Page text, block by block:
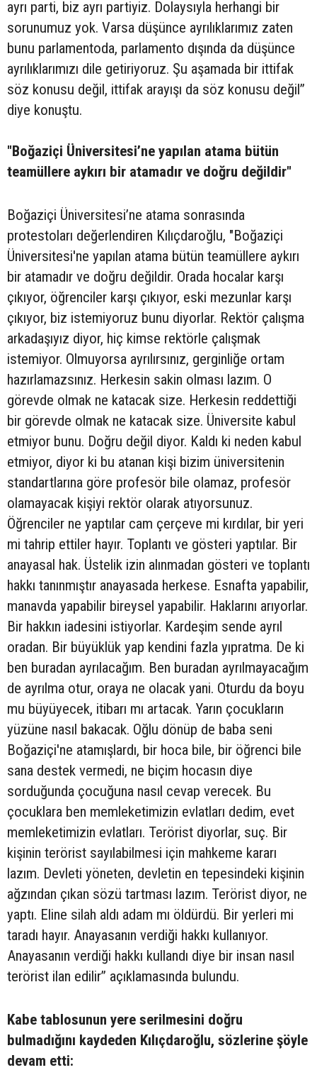
ayrı parti, biz ayrı partiyiz. Dolaysıyla herhangi bir
sorunumuz yok. Varsa düşünce ayrılıklarımız zaten
bunu parlamentoda, parlamento dışında da düşünce
ayrılıklarımızı dile getiriyoruz. Şu aşamada bir ittifak
söz konusu değil, ittifak arayışı da söz konusu değil’’
diye konuştu.
"Boğaziçi Üniversitesi’ne yapılan atama bütün
teamüllere aykırı bir atamadır ve doğru değildir"
Boğaziçi Üniversitesi’ne atama sonrasında
protestoları değerlendiren Kılıçdaroğlu, "Boğaziçi
Üniversitesi'ne yapılan atama bütün teamüllere aykırı
bir atamadır ve doğru değildir. Orada hocalar karşı
çıkıyor, öğrenciler karşı çıkıyor, eski mezunlar karşı
çıkıyor, biz istemiyoruz bunu diyorlar. Rektör çalışma
arkadaşıyız diyor, hiç kimse rektörle çalışmak
istemiyor. Olmuyorsa ayrılırsınız, gerginliğe ortam
hazırlamazsınız. Herkesin sakin olması lazım. O
görevde olmak ne katacak size. Herkesin reddettiği
bir görevde olmak ne katacak size. Üniversite kabul
etmiyor bunu. Doğru değil diyor. Kaldı ki neden kabul
etmiyor, diyor ki bu atanan kişi bizim üniversitenin
standartlarına göre profesör bile olamaz, profesör
olamayacak kişiyi rektör olarak atıyorsunuz.
Öğrenciler ne yaptılar cam çerçeve mi kırdılar, bir yeri
mi tahrip ettiler hayır. Toplantı ve gösteri yaptılar. Bir
anayasal hak. Üstelik izin alınmadan gösteri ve toplantı
hakkı tanınmıştır anayasada herkese. Esnafta yapabilir,
manavda yapabilir bireysel yapabilir. Haklarını arıyorlar.
Bir hakkın iadesini istiyorlar. Kardeşim sende ayrıl
oradan. Bir büyüklük yap kendini fazla yıpratma. De ki
ben buradan ayrılacağım. Ben buradan ayrılmayacağım
de ayrılma otur, oraya ne olacak yani. Oturdu da boyu
mu büyüyecek, itibarı mı artacak. Yarın çocukların
yüzüne nasıl bakacak. Oğlu dönüp de baba seni
Boğaziçi'ne atamışlardı, bir hoca bile, bir öğrenci bile
sana destek vermedi, ne biçim hocasın diye
sorduğunda çocuğuna nasıl cevap verecek. Bu
çocuklara ben memleketimizin evlatları dedim, evet
memleketimizin evlatları. Terörist diyorlar, suç. Bir
kişinin terörist sayılabilmesi için mahkeme kararı
lazım. Devleti yöneten, devletin en tepesindeki kişinin
ağzından çıkan sözü tartması lazım. Terörist diyor, ne
yaptı. Eline silah aldı adam mı öldürdü. Bir yerleri mi
taradı hayır. Anayasanın verdiği hakkı kullanıyor.
Anayasanın verdiği hakkı kullandı diye bir insan nasıl
terörist ilan edilir’’ açıklamasında bulundu.
Kabe tablosunun yere serilmesini doğru
bulmadığını kaydeden Kılıçdaroğlu, sözlerine şöyle
devam etti: